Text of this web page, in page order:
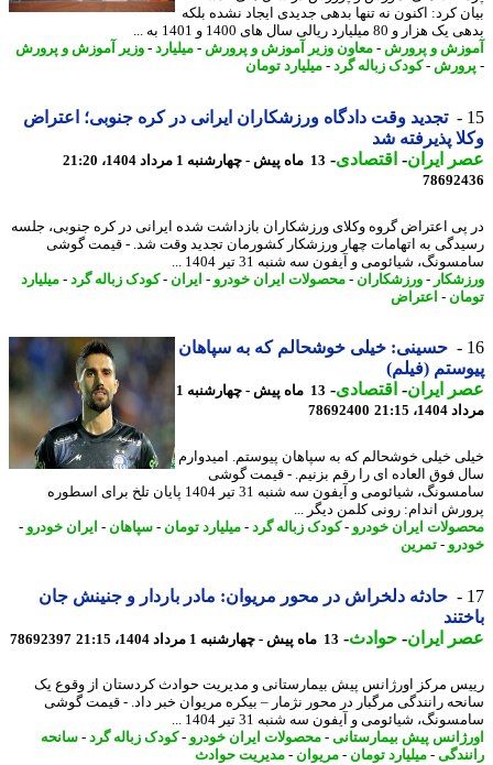
کرد: اکنون نه تنها بدهی جدیدی ایجاد نشده بلکه
و 80 میلیارد ریالی سال های 1400 و 1401 به ...
و پرورش-معاون وزیر آموزش و پرورش-میلیارد-وزیر آموزش و پرورش
-کودک زباله گرد-میلیارد تومان
تجدید وقت دادگاه ورزشکاران ایرانی در کره جنوبی؛ اعتراض
پذیرفته شد
ایران- اقتصادی-13 ماه پیش - چهارشنبه 1 مرداد 1404، 21:20
اعتراض گروه وکلای ورزشکاران بازداشت شده ایرانی در کره جنوبی، جلسه
به اتهامات چهار ورزشکار کشورمان تجدید وقت شد. - قیمت گوشی
شیائومی و آیفون سه شنبه 31 تیر 1404 ...
-ورزشکاران- محصولات ایران خودرو-ایران - کودک زباله گرد-میلیارد
-اعتراض
حسینی: خیلی خوشحالم که به سپاهان
(فیلم)
ایران- اقتصادی-
13 ماه پیش - چهارشنبه 1
21:15
78692400
خیلی خوشحالم که به سپاهان پیوستم. امیدوارم
فوق العاده ای را رقم بزنیم. - قیمت گوشی
سامسونگ، شیائومی و آیفون سه شنبه 31 تیر 1404 پایان تلخ برای اسطوره
اندام: رونی کلمن دیگر ...
ایران خودرو-کودک زباله گرد-میلیارد تومان-سپاهان-ایران خودرو-
-تمرین
حادثه دلخراش در محور مریوان: مادر باردار و جنینش جان
ایران- حوادث -13 ماه پیش - چهارشنبه 1 مرداد 1404، 21:15 78692397
مرکز اورژانس پیش بیمارستانی و مدیریت حوادث کردستان از وقوع یک
رانندگی مرگبار در محور نژمار – بیکره مریوان خبر داد. - قیمت گوشی
شیائومی و آیفون سه شنبه 31 تیر 1404 ...
پیش بیمارستانی-محصولات ایران خودرو-کودک زباله گرد-سانحه
-میلیارد تومان-مریوان - مدیریت حوادث